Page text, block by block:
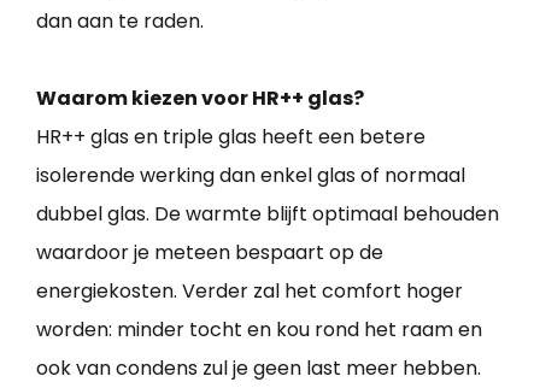
dan aan te raden.
Waarom kiezen voor HR++ glas?
HR++ glas en triple glas heeft een betere
isolerende werking dan enkel glas of normaal
dubbel glas. De warmte blijft optimaal behouden
waardoor je meteen bespaart op de
energiekosten. Verder zal het comfort hoger
worden: minder tocht en kou rond het raam en
ook van condens zul je geen last meer hebben.